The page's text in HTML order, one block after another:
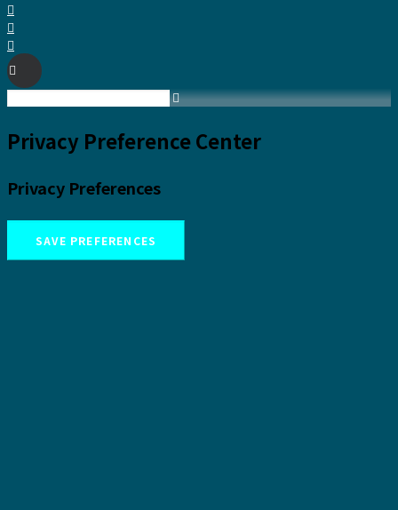
カ
イ
ブ
Privacy Preference Center
Privacy Preferences